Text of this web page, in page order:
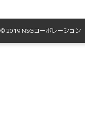
© 2019 NSGコーポレーション